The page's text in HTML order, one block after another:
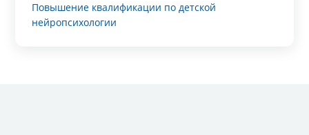
Повышение квалификации по детской
нейропсихологии